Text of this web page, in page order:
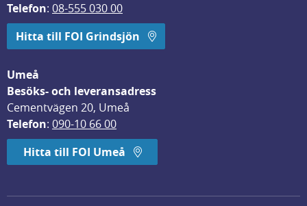
Telefon: 08-555 030 00
Hitta till FOI Grindsjön
Umeå
Besöks- och leveransadress
Cementvägen 20, Umeå
Telefon: 090-10 66 00
Hitta till FOI Umeå